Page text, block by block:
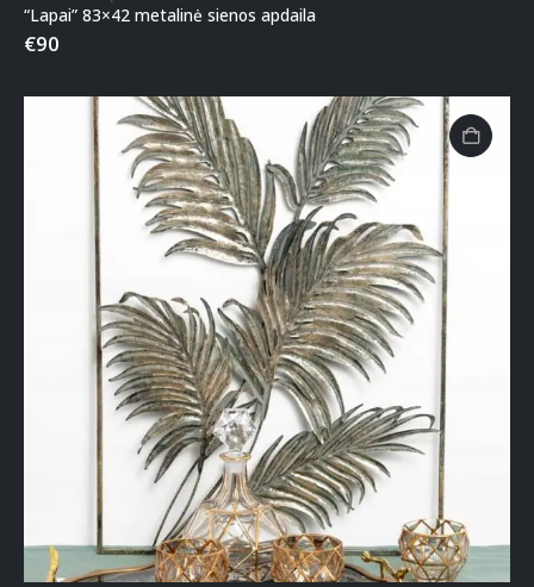
“Lapai” 83×42 metalinė sienos apdaila
€90